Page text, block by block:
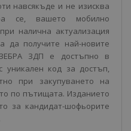
навсякъде и не изисква
се, вашето мобилно
налична актуализация
да получите най-новите
ЗДП е достъпно в
уникален код за достъп,
при закупуването на
по пътищата. Изданието
за кандидат-шофьорите